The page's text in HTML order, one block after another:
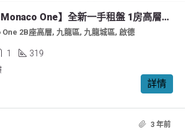
【啟德 Monaco One】全新一手租盤 1房高層開揚河景，歡迎約睇 ( 業主放租 免佣 )
2B座高層, 九龍區, 九龍城區, 啟德
1 319
詳情
3 年前